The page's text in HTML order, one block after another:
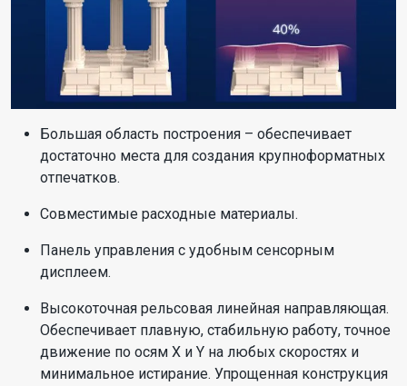
Большая область построения – обеспечивает
достаточно места для создания крупноформатных
отпечатков.
Совместимые расходные материалы.
Панель управления с удобным сенсорным
дисплеем.
Высокоточная рельсовая линейная направляющая.
Обеспечивает плавную, стабильную работу, точное
движение по осям X и Y на любых скоростях и
минимальное истирание. Упрощенная конструкция